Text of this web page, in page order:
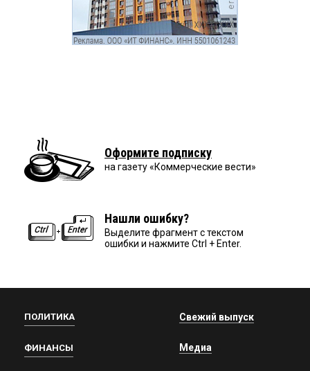
Оформите подписку
на газету «Коммерческие вести»
Нашли ошибку?
Выделите фрагмент с текстом
ошибки и нажмите Ctrl + Enter.
ПОЛИТИКА
ФИНАНСЫ
Свежий выпуск
Медиа